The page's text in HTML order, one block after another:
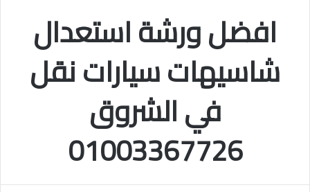
افضل ورشة استعدال
شاسيهات سيارات نقل
في الشروق
01003367726